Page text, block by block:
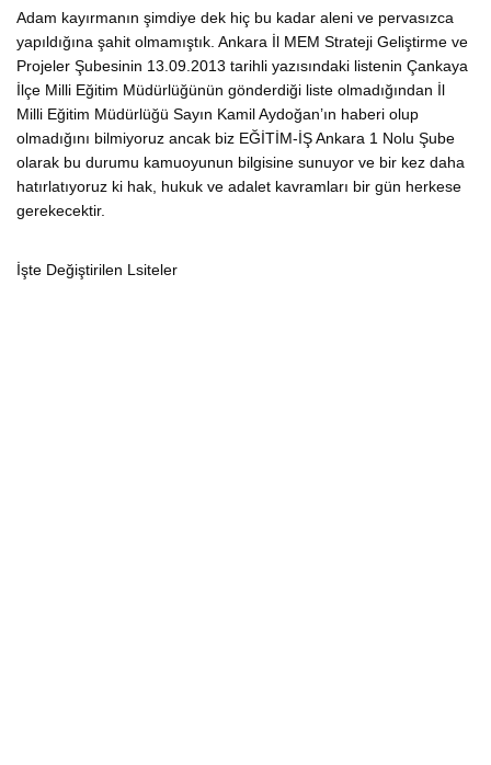
Adam kayırmanın şimdiye dek hiç bu kadar aleni ve pervasızca
yapıldığına şahit olmamıştık. Ankara İl MEM Strateji Geliştirme ve
Projeler Şubesinin 13.09.2013 tarihli yazısındaki listenin Çankaya
İlçe Milli Eğitim Müdürlüğünün gönderdiği liste olmadığından İl
Milli Eğitim Müdürlüğü Sayın Kamil Aydoğan’ın haberi olup
olmadığını bilmiyoruz ancak biz EĞİTİM-İŞ Ankara 1 Nolu Şube
olarak bu durumu kamuoyunun bilgisine sunuyor ve bir kez daha
hatırlatıyoruz ki hak, hukuk ve adalet kavramları bir gün herkese
gerekecektir.
İşte Değiştirilen Lsiteler